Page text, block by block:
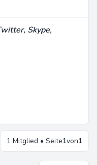
Skype,
1 Mitglied • Seite1von1